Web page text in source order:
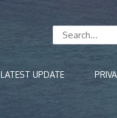
Search
for:
LATEST UPDATE